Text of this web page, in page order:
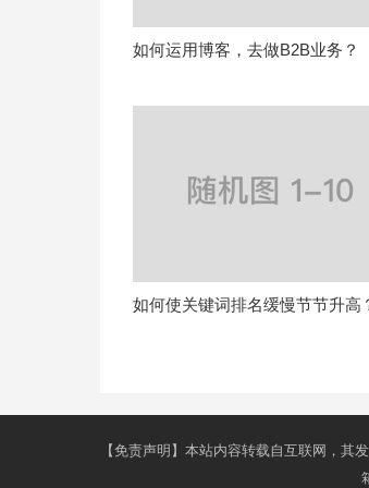
如何运用博客，去做B2B业务？
如何使关键词排名缓慢节节升高
【免责声明】本站内容转载自互联网，其